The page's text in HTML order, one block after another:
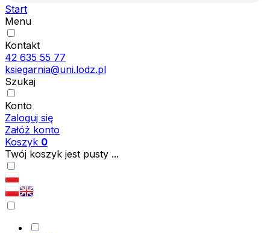
Start
Menu
Kontakt
42 635 55 77
ksiegarnia@uni.lodz.pl
Szukaj
Konto
Zaloguj się
Załóż konto
Koszyk 0
Twój koszyk jest pusty ...